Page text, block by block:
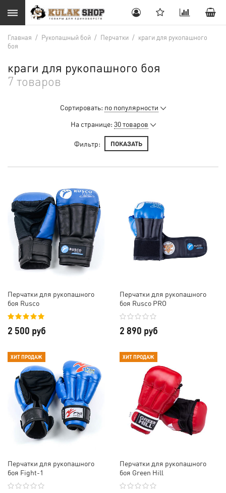
Главная / Рукопашный бой / Перчатки / краги для рукопашного
боя
краги для рукопашного боя
7 товаров
Сортировать: по популярности
На странице: 30 товаров
Фильтр: ПОКАЗАТЬ
Перчатки для рукопашного
боя Rusco
2 500 руб
Перчатки для рукопашного
боя Rusco PRO
2 890 руб
ХИТ ПРОДАЖ
Перчатки для рукопашного
боя Fight-1
ХИТ ПРОДАЖ
Перчатки для рукопашного
боя Green Hill